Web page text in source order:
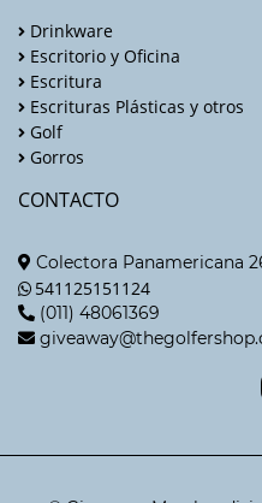
Drinkware
Escritorio y Oficina
Escritura
Escrituras Plásticas y otros
Golf
Gorros
CONTACTO
Colectora Panamericana
541125151124
(011) 48061369